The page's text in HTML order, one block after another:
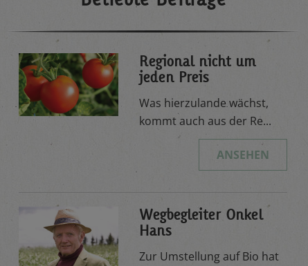
Regional nicht um
jeden Preis
Was hierzulande wächst,
kommt auch aus der Re...
ANSEHEN
Wegbegleiter Onkel
Hans
Zur Umstellung auf Bio hat